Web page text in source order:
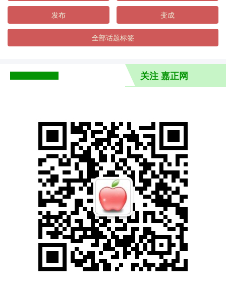
发布 变成
全部话题标签
关注 嘉正网